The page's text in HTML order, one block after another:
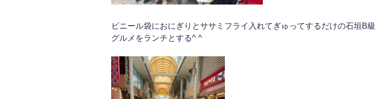
ビニール袋におにぎりとササミフライ入れてぎゅってするだけの石垣B級
グルメをランチとする^ ^